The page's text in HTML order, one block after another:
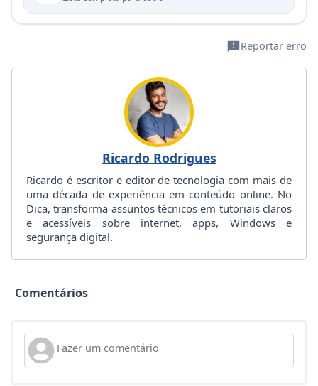
Reportar erro
Ricardo Rodrigues
Ricardo é escritor e editor de tecnologia com mais de
uma década de experiência em conteúdo online. No
Dica, transforma assuntos técnicos em tutoriais claros
e acessíveis sobre internet, apps, Windows e
segurança digital.
Comentários